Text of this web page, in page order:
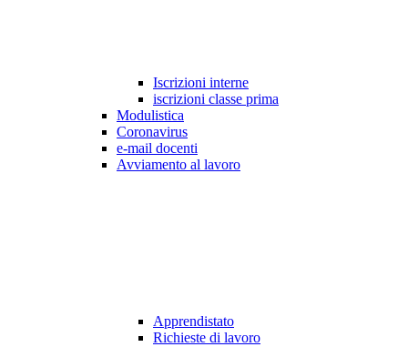
Iscrizioni interne
iscrizioni classe prima
Modulistica
Coronavirus
e-mail docenti
Avviamento al lavoro
Apprendistato
Richieste di lavoro